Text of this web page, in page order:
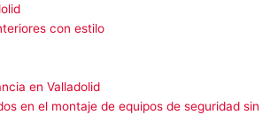
con estilo
en Valladolid
en el montaje de equipos de seguridad sin